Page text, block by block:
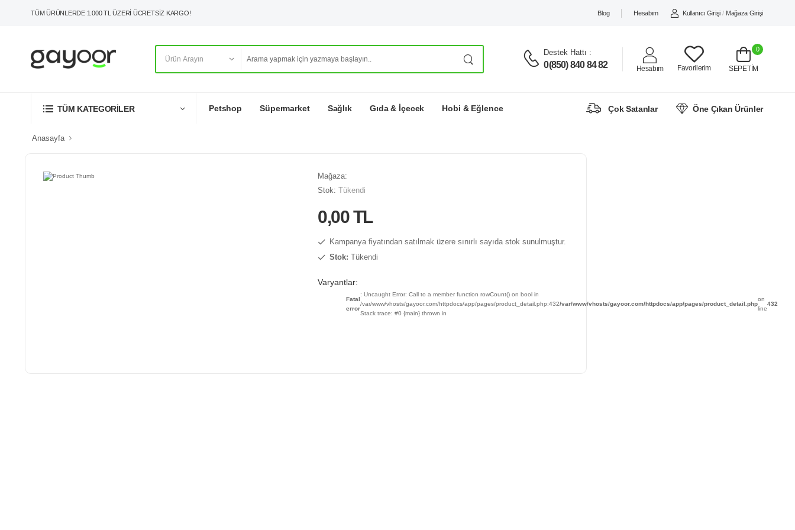
TÜM ÜRÜNLERDE 1.000 TL ÜZERİ ÜCRETSİZ KARGO! Blog Hesabım Kullanıcı Girişi / Mağaza Girişi
Destek Hattı :
0(850) 840 84 82 Hesabım Favorilerim
0
SEPETİM
TÜM KATEGORİLER Petshop Süpermarket Sağlık Gıda & İçecek Hobi & Eğlence Çok Satanlar Öne Çıkan Ürünler
Anasayfa
Mağaza:
Stok: Tükendi
0,00 TL
Kampanya fiyatından satılmak üzere sınırlı sayıda stok sunulmuştur.
Stok: Tükendi
Varyantlar:
Fatal
error
: Uncaught Error: Call to a member function rowCount() on bool in
/var/www/vhosts/gayoor.com/httpdocs/app/pages/product_detail.php:432
Stack trace: #0 {main} thrown in
/var/www/vhosts/gayoor.com/httpdocs/app/pages/product_detail.php
on
line
432